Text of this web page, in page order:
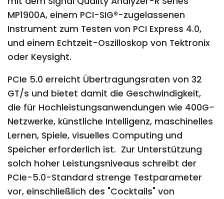
MP1900A, einem PCI-SIG®-zugelassenen
Instrument zum Testen von PCI Express 4.0,
und einem Echtzeit-Oszilloskop von Tektronix
oder Keysight.
PCIe 5.0 erreicht Übertragungsraten von 32
GT/s und bietet damit die Geschwindigkeit,
die für Hochleistungsanwendungen wie 400G-
Netzwerke, künstliche Intelligenz, maschinelles
Lernen, Spiele, visuelles Computing und
Speicher erforderlich ist. Zur Unterstützung
solch hoher Leistungsniveaus schreibt der
PCIe-5.0-Standard strenge Testparameter
vor, einschließlich des "Cocktails" von